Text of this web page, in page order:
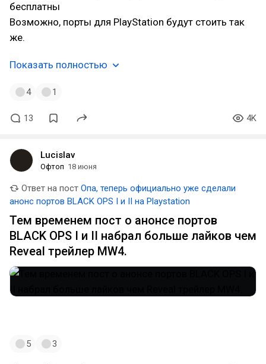
бесплатны
Возможно, порты для PlayStation будут стоить так
же.
Показать полностью
4 1
13 4K
Lucislav
Офтоп 18 июня
Ответ на пост Опа, теперь официально уже сделали
анонс портов BLACK OPS I и II на Playstation
Тем временем пост о анонсе портов
BLACK OPS I и II набрал больше лайков чем
Reveal трейлер MW4.
5 3